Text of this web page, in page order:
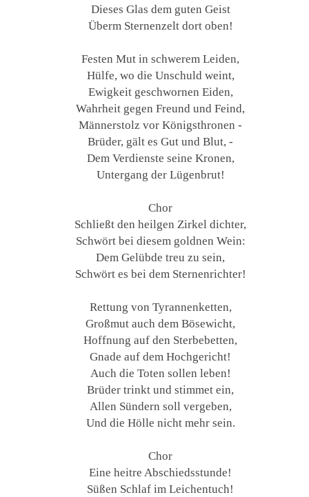
Dieses Glas dem guten Geist
Überm Sternenzelt dort oben!
Festen Mut in schwerem Leiden,
Hülfe, wo die Unschuld weint,
Ewigkeit geschwornen Eiden,
Wahrheit gegen Freund und Feind,
Männerstolz vor Königsthronen -
Brüder, gält es Gut und Blut, -
Dem Verdienste seine Kronen,
Untergang der Lügenbrut!
Chor
Schließt den heilgen Zirkel dichter,
Schwört bei diesem goldnen Wein:
Dem Gelübde treu zu sein,
Schwört es bei dem Sternenrichter!
Rettung von Tyrannenketten,
Großmut auch dem Bösewicht,
Hoffnung auf den Sterbebetten,
Gnade auf dem Hochgericht!
Auch die Toten sollen leben!
Brüder trinkt und stimmet ein,
Allen Sündern soll vergeben,
Und die Hölle nicht mehr sein.
Chor
Eine heitre Abschiedsstunde!
Süßen Schlaf im Leichentuch!